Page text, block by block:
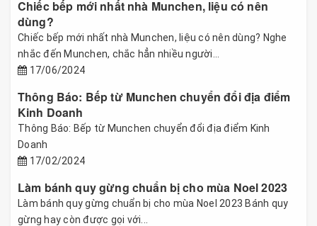
Chiếc bếp mới nhất nhà Munchen, liệu có nên
dùng?
Chiếc bếp mới nhất nhà Munchen, liệu có nên dùng? Nghe
nhắc đến Munchen, chắc hẳn nhiều người...
17/06/2024
Thông Báo: Bếp từ Munchen chuyển đổi địa điểm
Kinh Doanh
Thông Báo: Bếp từ Munchen chuyển đổi địa điểm Kinh
Doanh
17/02/2024
Làm bánh quy gừng chuẩn bị cho mùa Noel 2023
Làm bánh quy gừng chuẩn bị cho mùa Noel 2023 Bánh quy
gừng hay còn được gọi với...